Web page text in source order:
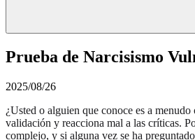
Prueba de Narcisismo
2025/08/26
¿Usted o alguien que conoce es a
validación y reacciona mal a las críticas.
complejo, y si alguna vez se ha